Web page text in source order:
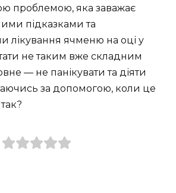
проблемою, яка заважає
підказками та
лікування ячменю на оці у
не таким вже складним
— не панікувати та діяти
за допомогою, коли це